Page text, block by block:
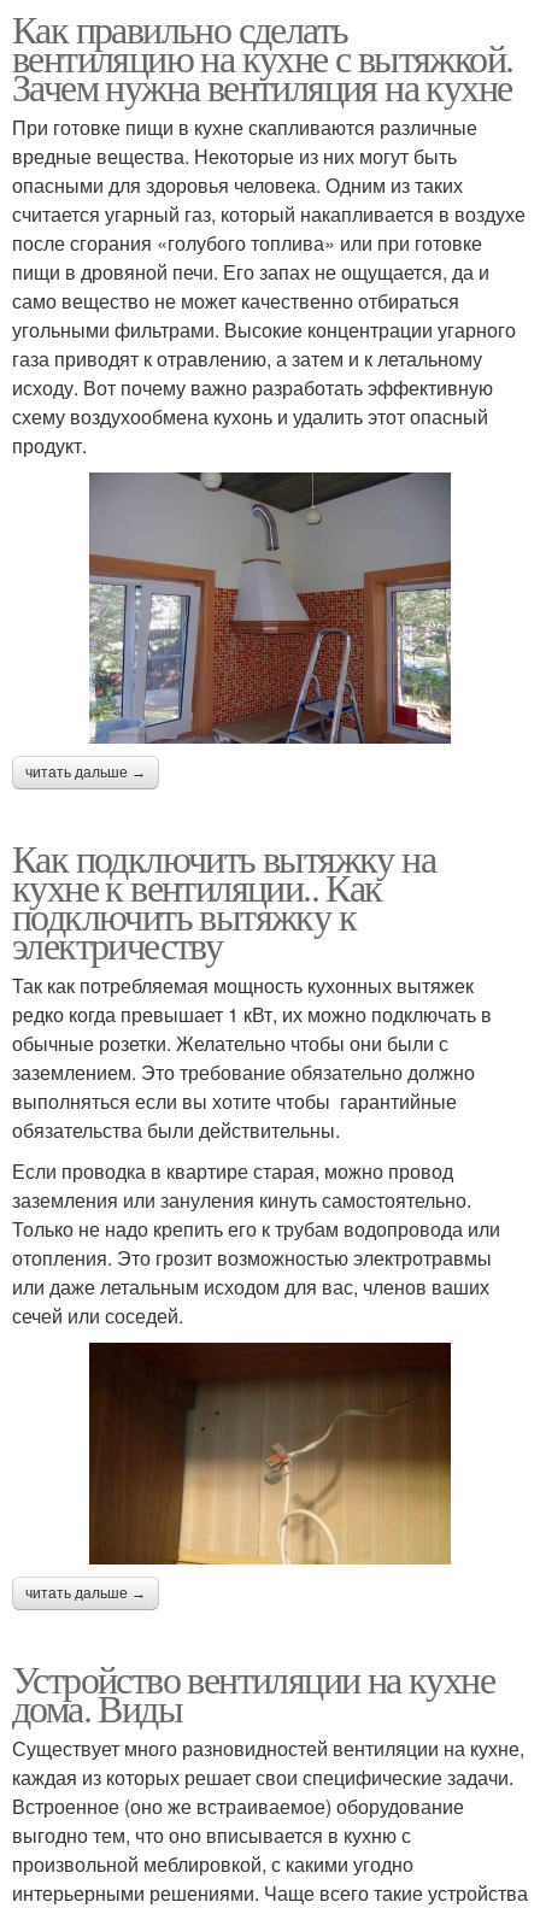
Как правильно сделать
вентиляцию на кухне с вытяжкой.
Зачем нужна вентиляция на кухне
При готовке пищи в кухне скапливаются различные
вредные вещества. Некоторые из них могут быть
опасными для здоровья человека. Одним из таких
считается угарный газ, который накапливается в воздухе
после сгорания «голубого топлива» или при готовке
пищи в дровяной печи. Его запах не ощущается, да и
само вещество не может качественно отбираться
угольными фильтрами. Высокие концентрации угарного
газа приводят к отравлению, а затем и к летальному
исходу. Вот почему важно разработать эффективную
схему воздухообмена кухонь и удалить этот опасный
продукт.
читать дальше →
Как подключить вытяжку на
кухне к вентиляции.. Как
подключить вытяжку к
электричеству
Так как потребляемая мощность кухонных вытяжек
редко когда превышает 1 кВт, их можно подключать в
обычные розетки. Желательно чтобы они были с
заземлением. Это требование обязательно должно
выполняться если вы хотите чтобы гарантийные
обязательства были действительны.
Если проводка в квартире старая, можно провод
заземления или зануления кинуть самостоятельно.
Только не надо крепить его к трубам водопровода или
отопления. Это грозит возможностью электротравмы
или даже летальным исходом для вас, членов ваших
сечей или соседей.
читать дальше →
Устройство вентиляции на кухне
дома. Виды
Существует много разновидностей вентиляции на кухне,
каждая из которых решает свои специфические задачи.
Встроенное (оно же встраиваемое) оборудование
выгодно тем, что оно вписывается в кухню с
произвольной меблировкой, с какими угодно
интерьерными решениями. Чаще всего такие устройства